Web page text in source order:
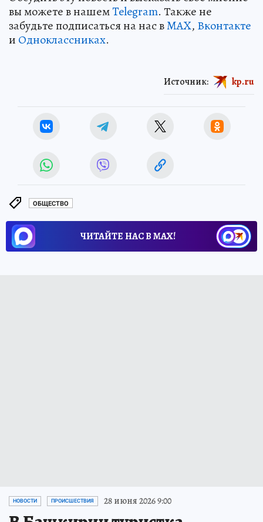
Обсудить эту новость и высказать свое мнение
вы можете в нашемTelegram. Также не
забудьте подписаться на нас в
ОБЩЕСТВО
ЧИТАЙТЕ НАС В МАХ!
НОВОСТИ ПРОИСШЕСТВИЯ